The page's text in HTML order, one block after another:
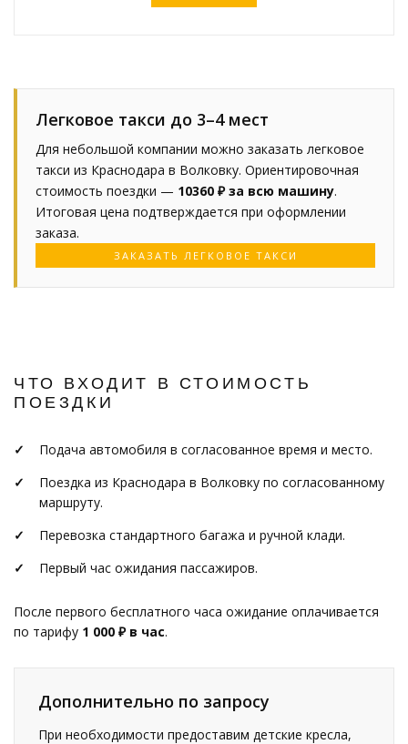
Легковое такси до 3–4 мест
Для небольшой компании можно заказать легковое
такси из Краснодара в Волковку. Ориентировочная
стоимость поездки — 10360 ₽ за всю машину.
Итоговая цена подтверждается при оформлении
заказа.
ЗАКАЗАТЬ ЛЕГКОВОЕ ТАКСИ
ЧТО ВХОДИТ В СТОИМОСТЬ
ПОЕЗДКИ
Подача автомобиля в согласованное время и место.
Поездка из Краснодара в Волковку по согласованному
маршруту.
Перевозка стандартного багажа и ручной клади.
Первый час ожидания пассажиров.
После первого бесплатного часа ожидание оплачивается
по тарифу 1 000 ₽ в час.
Дополнительно по запросу
При необходимости предоставим детские кресла,